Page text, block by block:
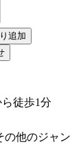
徒歩1分
の他のジャン